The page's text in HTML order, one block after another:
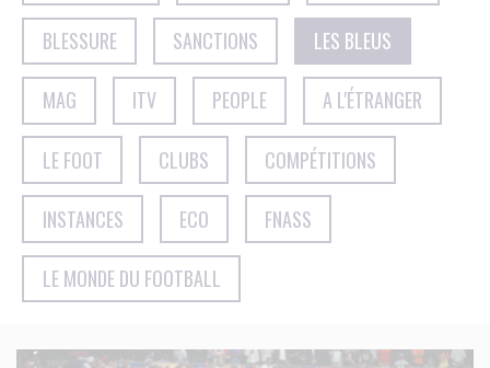
BLESSURE SANCTIONS LES BLEUS
MAG ITV PEOPLE A L'ÉTRANGER
LE FOOT CLUBS COMPÉTITIONS
INSTANCES ECO FNASS
LE MONDE DU FOOTBALL